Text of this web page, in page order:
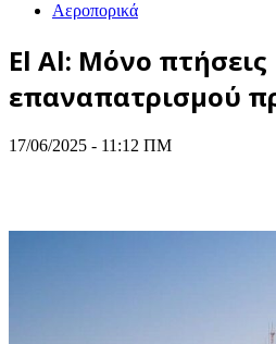
Αεροπορικά
El Al: Μόνο πτήσεις
επαναπατρισμού
17/06/2025 - 11:12 ΠΜ